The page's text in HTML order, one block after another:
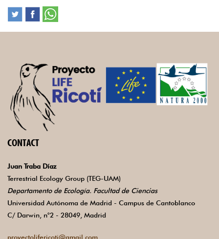
CONTACT
Juan Traba Díaz
Terrestrial Ecology Group (TEG-UAM)
Departamento de Ecología. Facultad de Ciencias
Universidad Autónoma de Madrid - Campus de Cantoblanco
C/ Darwin, n°2 - 28049, Madrid
proyectolifericoti@gmail.com